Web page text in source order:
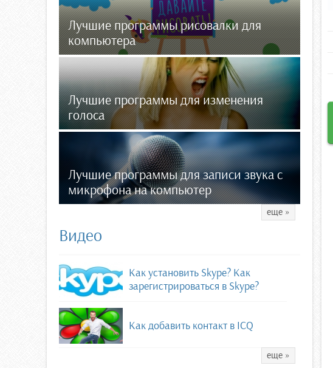
Лучшие программы рисовалки для
компьютера
Лучшие программы для изменения
голоса
Лучшие программы для записи звука с
микрофона на компьютер
еще »
Видео
Как установить Skype? Как
зарегистрироваться в Skype?
Как добавить контакт в ICQ
еще »